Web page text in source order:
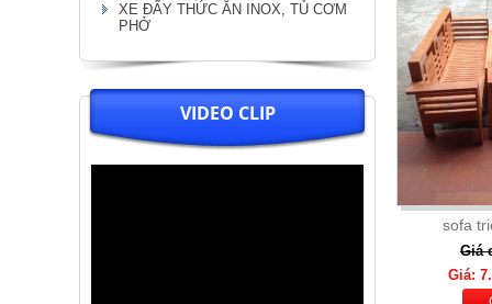
XE ĐẨY THỨC ĂN INOX, TỦ CƠM
PHỞ
VIDEO CLIP
Bộ bàn tân cổ điển chân viền
vàng + 6 ghế nệm kem lưng ghế
sofa
Giá
Giá: